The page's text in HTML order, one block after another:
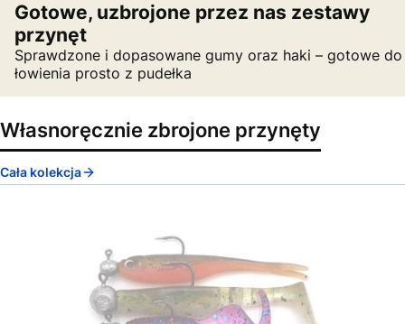
Gotowe, uzbrojone przez nas zestawy
przynęt
Sprawdzone i dopasowane gumy oraz haki – gotowe do
łowienia prosto z pudełka
Własnoręcznie zbrojone przynęty
Cała kolekcja